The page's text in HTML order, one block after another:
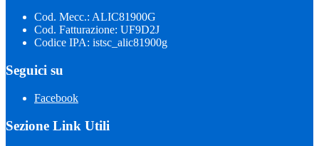
Cod. Mecc.: ALIC81900G
Cod. Fatturazione: UF9D2J
Codice IPA: istsc_alic81900g
Seguici su
Facebook
Sezione Link Utili